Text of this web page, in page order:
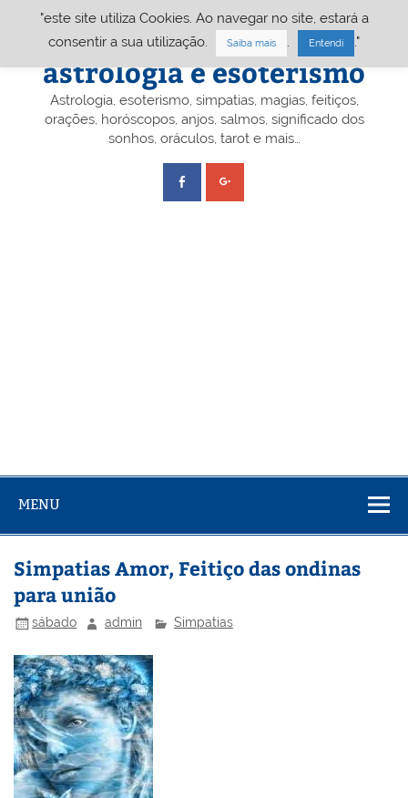
Portal A&E – Portal
astrologia e esoterismo
Astrologia, esoterismo, simpatias, magias, feitiços,
orações, horóscopos, anjos, salmos, significado dos
sonhos, oráculos, tarot e mais…
MENU
Simpatias Amor, Feitiço das ondinas
para união
sábado admin Simpatias
"este site utiliza Cookies. Ao navegar no site, estará a
consentir a sua utilização.
Saiba mais Entendi ."